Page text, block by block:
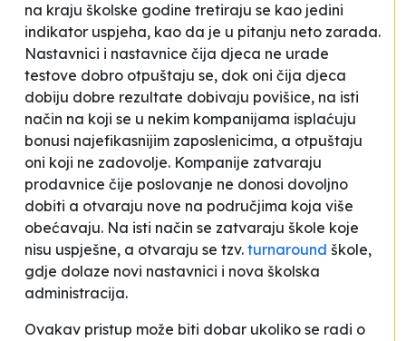
na kraju školske godine tretiraju se kao jedini
indikator uspjeha, kao da je u pitanju neto zarada.
Nastavnici i nastavnice čija djeca ne urade
testove dobro otpuštaju se, dok oni čija djeca
dobiju dobre rezultate dobivaju povišice, na isti
način na koji se u nekim kompanijama isplaćuju
bonusi najefikasnijim zaposlenicima, a otpuštaju
oni koji ne zadovolje. Kompanije zatvaraju
prodavnice čije poslovanje ne donosi dovoljno
dobiti a otvaraju nove na područjima koja više
obećavaju. Na isti način se zatvaraju škole koje
nisu uspješne, a otvaraju se tzv. turnaround škole,
gdje dolaze novi nastavnici i nova školska
administracija.
Ovakav pristup može biti dobar ukoliko se radi o